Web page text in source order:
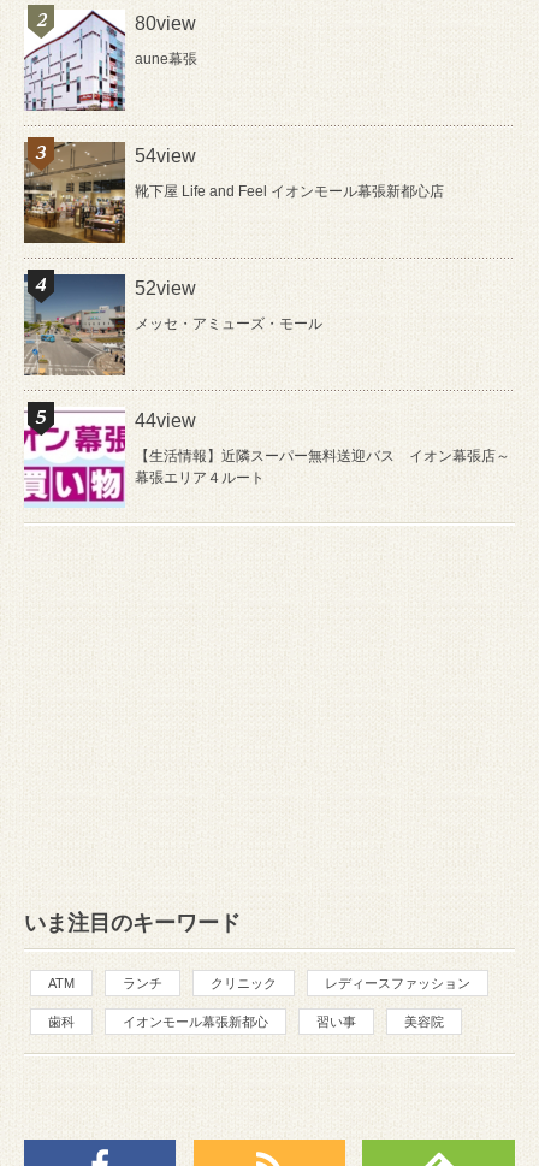
80view
aune幕張
54view
靴下屋 Life and Feel イオンモール幕張新都心店
52view
メッセ・アミューズ・モール
44view
【生活情報】近隣スーパー無料送迎バス イオン幕張店～
幕張エリア４ルート
いま注目のキーワード
ATM ランチ クリニック レディースファッション
歯科 イオンモール幕張新都心 習い事 美容院